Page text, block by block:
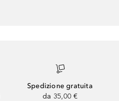
Spedizione gratuita
da 35,00 €